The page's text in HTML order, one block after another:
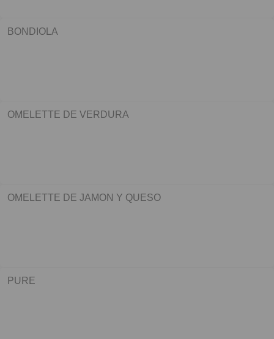
BONDIOLA
OMELETTE DE VERDURA
OMELETTE DE JAMON Y QUESO
PURE